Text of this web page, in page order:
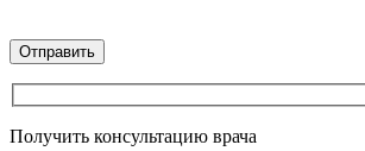
Получить консультацию врача